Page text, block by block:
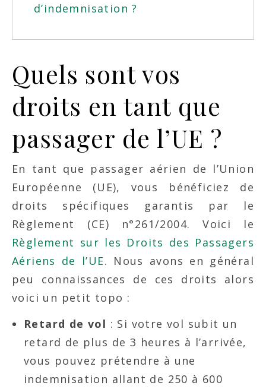
d’indemnisation ?
Quels sont vos
droits en tant que
passager de l’UE ?
En tant que passager aérien de l’Union
Européenne (UE), vous bénéficiez de
droits spécifiques garantis par le
Règlement (CE) n°261/2004. Voici le
Règlement sur les Droits des Passagers
Aériens de l’UE. Nous avons en général
peu connaissances de ces droits alors
voici un petit topo :
Retard de vol : Si votre vol subit un
retard de plus de 3 heures à l’arrivée,
vous pouvez prétendre à une
indemnisation allant de 250 à 600